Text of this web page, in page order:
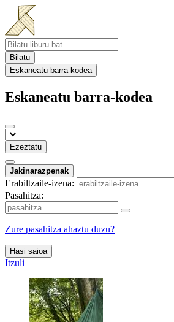
Bilatu
Eskaneatu barra-kodea
Eskaneatu barra-kodea
Ezeztatu
Jakinarazpenak
Erabiltzaile-izena:
Pasahitza:
Zure pasahitza ahaztu duzu?
Hasi saioa
Itzuli